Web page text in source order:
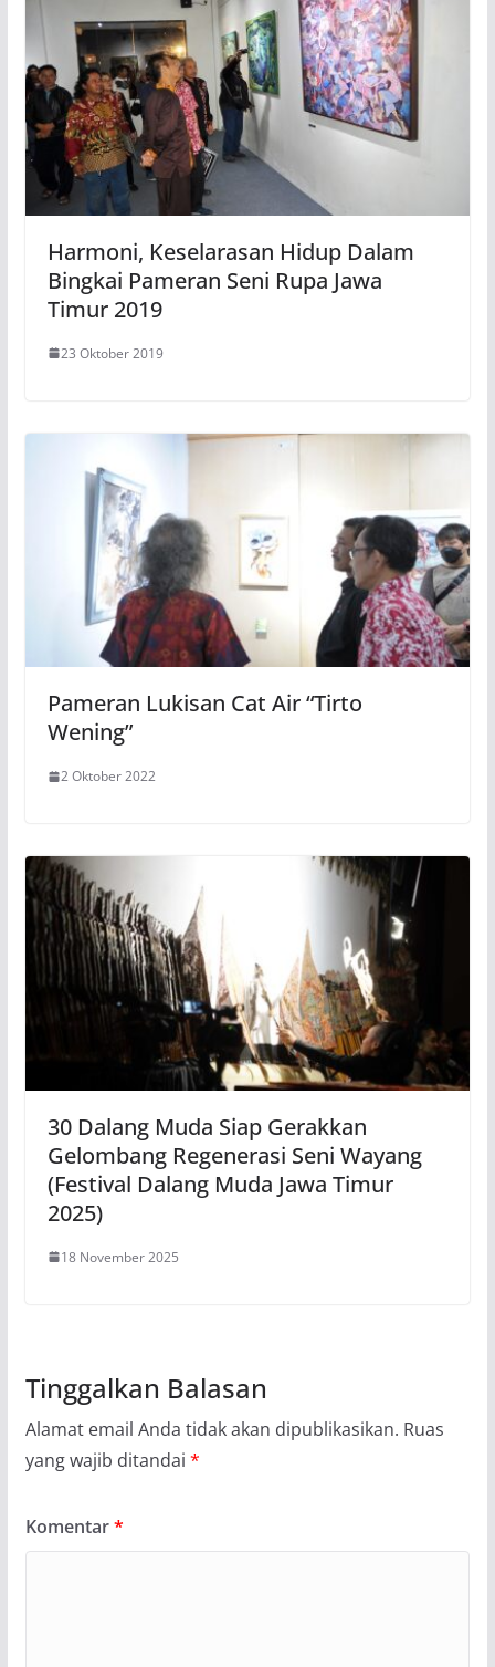
Harmoni, Keselarasan Hidup Dalam
Bingkai Pameran Seni Rupa Jawa
Timur 2019
23 Oktober 2019
Pameran Lukisan Cat Air “Tirto
Wening”
2 Oktober 2022
30 Dalang Muda Siap Gerakkan
Gelombang Regenerasi Seni Wayang
(Festival Dalang Muda Jawa Timur
2025)
18 November 2025
Tinggalkan Balasan
Alamat email Anda tidak akan dipublikasikan. Ruas
yang wajib ditandai *
Komentar*